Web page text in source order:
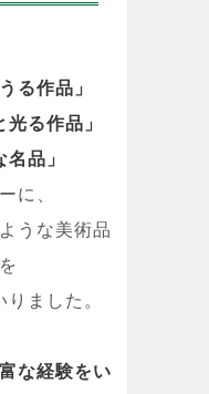
る作品」
光る作品」
名品」
に、
うな美術品
ました。
な経験をい